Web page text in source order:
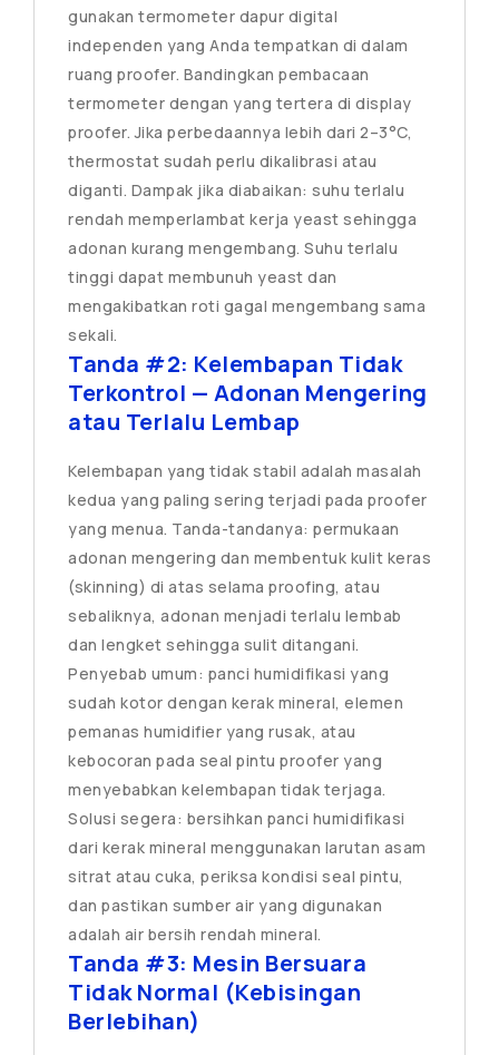
gunakan termometer dapur digital
independen yang Anda tempatkan di dalam
ruang proofer. Bandingkan pembacaan
termometer dengan yang tertera di display
proofer. Jika perbedaannya lebih dari 2–3°C,
thermostat sudah perlu dikalibrasi atau
diganti. Dampak jika diabaikan: suhu terlalu
rendah memperlambat kerja yeast sehingga
adonan kurang mengembang. Suhu terlalu
tinggi dapat membunuh yeast dan
mengakibatkan roti gagal mengembang sama
sekali.
Tanda #2: Kelembapan Tidak
Terkontrol — Adonan Mengering
atau Terlalu Lembap
Kelembapan yang tidak stabil adalah masalah
kedua yang paling sering terjadi pada proofer
yang menua. Tanda-tandanya: permukaan
adonan mengering dan membentuk kulit keras
(skinning) di atas selama proofing, atau
sebaliknya, adonan menjadi terlalu lembab
dan lengket sehingga sulit ditangani.
Penyebab umum: panci humidifikasi yang
sudah kotor dengan kerak mineral, elemen
pemanas humidifier yang rusak, atau
kebocoran pada seal pintu proofer yang
menyebabkan kelembapan tidak terjaga.
Solusi segera: bersihkan panci humidifikasi
dari kerak mineral menggunakan larutan asam
sitrat atau cuka, periksa kondisi seal pintu,
dan pastikan sumber air yang digunakan
adalah air bersih rendah mineral.
Tanda #3: Mesin Bersuara
Tidak Normal (Kebisingan
Berlebihan)